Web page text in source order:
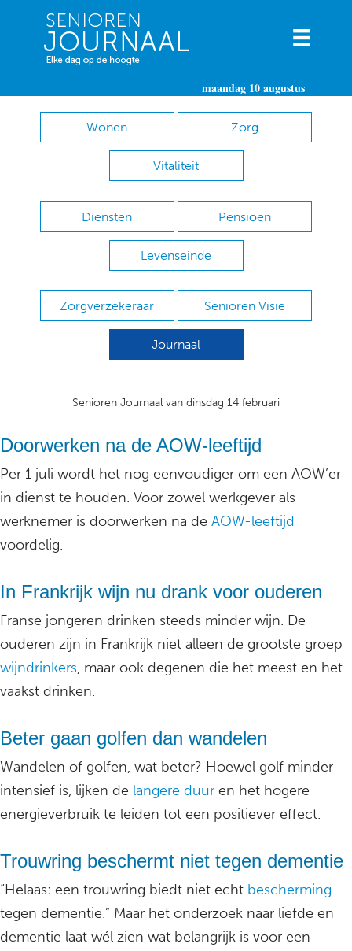
maandag 10 augustus
Wonen Zorg
Vitaliteit
Diensten Pensioen
Levenseinde
Zorgverzekeraar Senioren Visie
Journaal
Senioren Journaal van dinsdag 14 februari
Doorwerken na de AOW-leeftijd
Per 1 juli wordt het nog eenvoudiger om een AOW’er
in dienst te houden. Voor zowel werkgever als
werknemer is doorwerken na de AOW-leeftijd
voordelig.
In Frankrijk wijn nu drank voor ouderen
Franse jongeren drinken steeds minder wijn. De
ouderen zijn in Frankrijk niet alleen de grootste groep
wijndrinkers, maar ook degenen die het meest en het
vaakst drinken.
Beter gaan golfen dan wandelen
Wandelen of golfen, wat beter? Hoewel golf minder
intensief is, lijken de langere duur en het hogere
energieverbruik te leiden tot een positiever effect.
Trouwring beschermt niet tegen dementie
“Helaas: een trouwring biedt niet echt bescherming
tegen dementie.” Maar het onderzoek naar liefde en
dementie laat wél zien wat belangrijk is voor een